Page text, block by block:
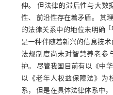
伸。 但法律的滞后性与大数
性、 前沿性存在着矛盾。 其
的法律关系中的地位未明确
是一种伴随着新兴的信息技
法规制度尚未对智慧养老参
护。 尽管我国目前有以《中
以《老年人权益保障法》为
系， 但是在具体法律体系中